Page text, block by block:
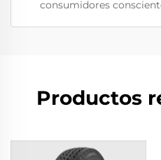
consumidores
Productos